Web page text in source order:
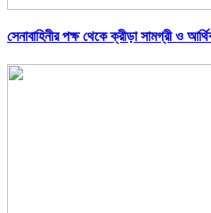
সেনাবাহিনীর পক্ষ থেকে ক্রীড়া সামগ্রী ও